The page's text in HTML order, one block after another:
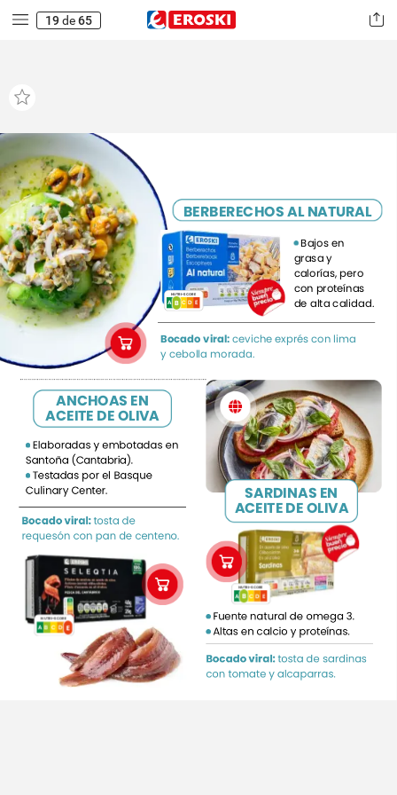
19de65
Bajosen
grasa y
calorías,pero
con proteínas
de alta calidad.
Bocado viral:ceviche exprés con lima
y cebolla morada.
BERBERECHOSAL NATURAL
ANCHOAS EN
ACEITE DEOLIVA
SARDINAS EN
ACEITEDEOLIVA
Fuentenatural de omega 3.
Altasen calcio y proteínas.
Bocadoviral:tosta de sardinas
con tomateyalcaparras.
Elaboradas yembotadas en
Santoña (Cantabria).
Testadas porel Basque
Culinary Center.
Bocadoviral:tosta de
requesón con pan de centeno.
A B D E
C
NUTRI-SCORE
B
A B D E
C
NUTRI-SCORE
B
A B D E
C
NUTRI-SCORE
E